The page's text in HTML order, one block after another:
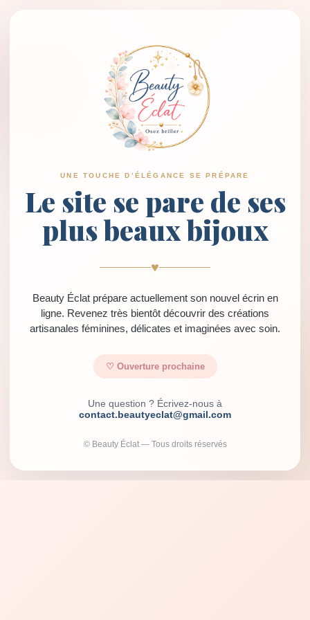
UNE TOUCHE D’ÉLÉGANCE SE PRÉPARE
Le site se pare de ses
plus beaux bijoux
♥
Beauty Éclat prépare actuellement son nouvel écrin en
ligne. Revenez très bientôt découvrir des créations
artisanales féminines, délicates et imaginées avec soin.
♡ Ouverture prochaine
Une question ? Écrivez-nous à
contact.beautyeclat@gmail.com
© Beauty Éclat — Tous droits réservés